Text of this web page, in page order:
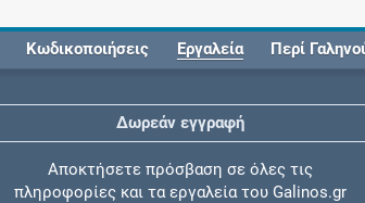
Κωδικοποιήσεις Εργαλεία Περί
Δωρεάν εγγραφή
Αποκτήσετε πρόσβαση σε όλες τις
πληροφορίες και τα εργαλεία του Galinos.gr